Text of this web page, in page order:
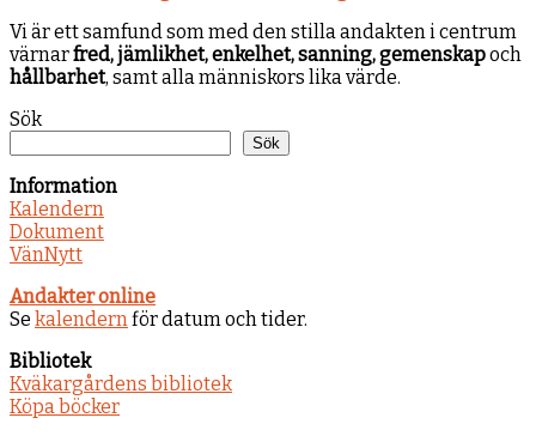
Vi är ett samfund som med den stilla andakten i centrum
värnarfred, jämlikhet, enkelhet, sanning, gemenskapoch
hållbarhet, samt alla människors lika värde.
Sök
Sök
Information
Kalendern
Dokument
VänNytt
Andakter online
Se kalendernför datum och tider.
Bibliotek
Kväkargårdens bibliotek
Köpa böcker